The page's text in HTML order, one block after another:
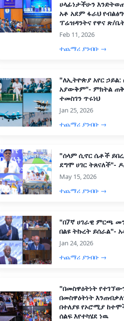
ሀላፊነታችሁን
አቶ አደም ፋራህ
ፕሬዝዳንትና የዋና ጽ/
Feb 11, 2026
ተጨማሪ ያንብቡ →
"ለኢትዮጵያ አየር
አያውቅም"- ምክትል
ተመስገን ጥሩነህ
Jan 25, 2026
ተጨማሪ ያንብቡ →
"ሰላም ሲኖር ሴቶች
ደግሞ ሀገር ትጸናለች"-
May 15, 2026
ተጨማሪ ያንብቡ →
"በ7ኛ ሀገራዊ ምርጫ
በልዩ ትኩረት ይሰራል"-
Jan 24, 2026
ተጨማሪ ያንብቡ →
"በመስዋዕትነት
በመስዋዕትነት
በተለያዩ የኦሮሚያ
ሰልፍ እየተካሄደ ነዉ